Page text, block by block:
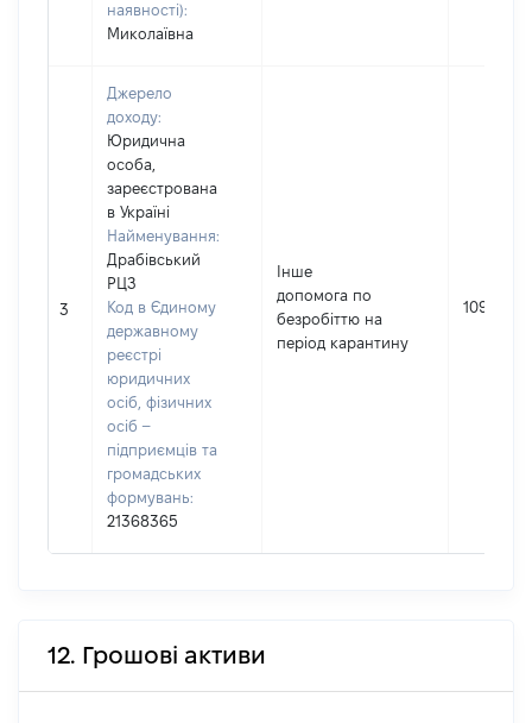
наявності):
Миколаївна
3
Джерело
доходу:
Юридична
особа,
зареєстрована
в Україні
Найменування:
Драбівський
РЦЗ
Код в Єдиному
державному
реєстрі
юридичних
осіб, фізичних
осіб –
підприємців та
громадських
формувань:
21368365
Інше
допомога по
безробіттю на
період карантину
10921
12. Грошові активи